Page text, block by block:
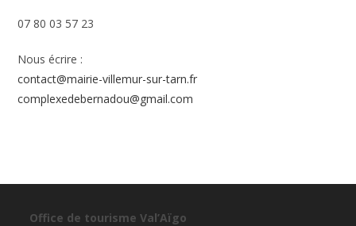
07 80 03 57 23
Nous écrire :
contact@mairie-villemur-sur-tarn.fr
complexedebernadou@gmail.com
Office de tourisme Val’Aïgo